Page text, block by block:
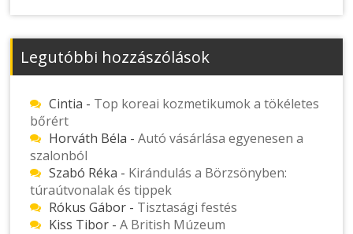
Legutóbbi hozzászólások
Cintia - Top koreai kozmetikumok a tökéletes
bőrért
Horváth Béla -Autó vásárlása egyenesen a
szalonból
Szabó Réka - Kirándulás a Börzsönyben:
túraútvonalak és tippek
Rókus Gábor - Tisztasági festés
Kiss Tibor -A British Múzeum